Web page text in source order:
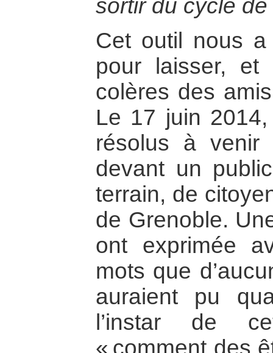
sortir du cycle
Cet outil nous
pour laisser, et
colères des
Le 17 juin
résolus à
devant un
terrain, de
de Grenoble.
ont exprimée
mots que
auraient pu
l’instar de
« comment des